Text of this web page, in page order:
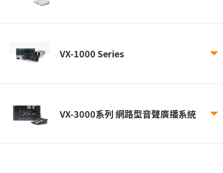
VX-1000 Series
VX-3000系列 網路型音聲廣播系統